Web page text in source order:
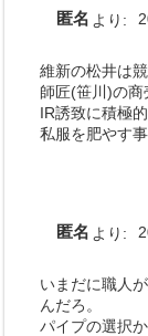
匿名 より:
維新の松井は
師匠(笹川)の
IR誘致に積極
私服を肥やす
匿名 より:
いまだに職人
んだろ。
パイプの選択